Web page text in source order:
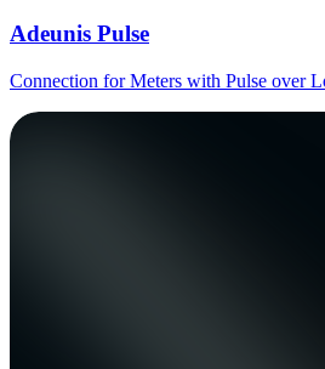
Adeunis Pulse
Connection for Meters with Pulse over